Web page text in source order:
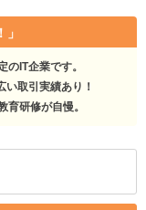
」
IT企業です。
取引実績あり！
研修が自慢。